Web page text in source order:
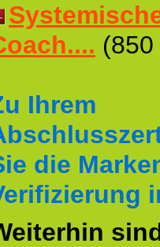
(850
Ihrem
die